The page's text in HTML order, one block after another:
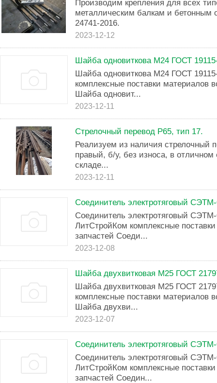
Производим крепления для всех
металлическим балкам и
24741-2016.
2023-12-12
Шайба одновиткова М24 ГОСТ
Шайба одновиткова М24 ГОСТ
комплексные поставки материалов
Шайба одновит...
2023-12-11
Стрелочный перевод Р65, тип 17.
Реализуем из наличия стрелочный
правый, б/у, без износа, в
складе...
2023-12-11
Соединитель электротяговый
Соединитель электротяговый
ЛитСтройКом комплексные
запчастей Соеди...
2023-12-08
Шайба двухвитковая М25 ГОСТ
Шайба двухвитковая М25 ГОСТ
комплексные поставки материалов
Шайба двухви...
2023-12-07
Соединитель электротяговый
Соединитель электротяговый
ЛитСтройКом комплексные
запчастей Соедин...